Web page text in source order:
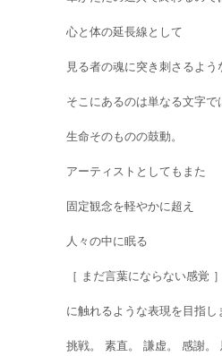
心と体の延長線として
見る者の魂に突き刺さるよう
そこにあるのは単なる文字で
生命そのものの鼓動。
アーティストとしてもまた
固定観念を軽やかに超え
人々の中に眠る
［ まだ言葉にならない感覚 ］
に触れるような表現を目指し
挑戦。 素直。 謙虚。 感謝。